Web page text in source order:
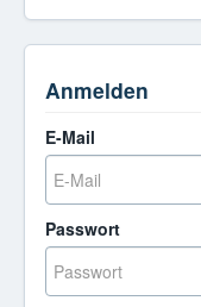
Anmelden
E-Mail
Passwort